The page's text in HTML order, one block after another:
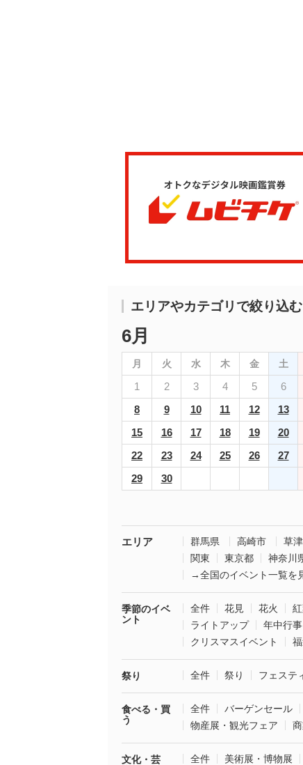
エリアやカテゴリで絞り込む
6月
月 火 水 木 金 土
1 2 3 4 5 6
8
9 10 11 12 13
15
16 17 18 19 20
22
23 24 25 26 27
29
30
エリア 群馬県 高崎市
草
関東
東京都 神奈川
→全国のイベント一覧を
季節のイベ
ント
全件 花見 花火
ライトアップ
年中行
クリスマスイベント
祭り 全件 祭り フェステ
食べる・買
う
全件 バーゲンセール
物産展・観光フェア
文化・芸
全件 美術展・博物展